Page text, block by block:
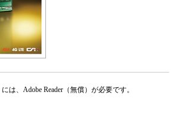
は、Adobe Reader（無償）が必要です。